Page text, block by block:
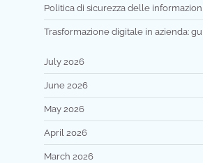
Politica di sicurezza delle
Trasformazione digitale in azienda:
July 2026
June 2026
May 2026
April 2026
March 2026